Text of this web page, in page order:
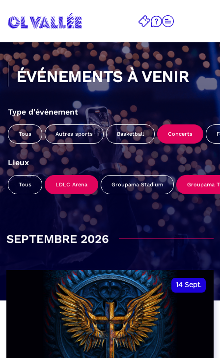
ÉVÉNEMENTS À VENIR
Type d'événement
Tous Autres sports Basketball Concerts
Lieux
Tous LDLC Arena Groupama Stadium Groupama
SEPTEMBRE 2026
14 Sept.